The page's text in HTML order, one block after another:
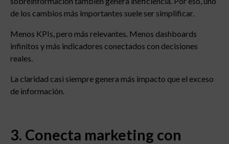
de los cambios más importantes suele ser simplificar.
Menos KPIs, pero más relevantes. Menos dashboards
infinitos y más indicadores conectados con decisiones
reales.
La claridad casi siempre genera más impacto que el exceso
de información.
3. Conecta marketing con